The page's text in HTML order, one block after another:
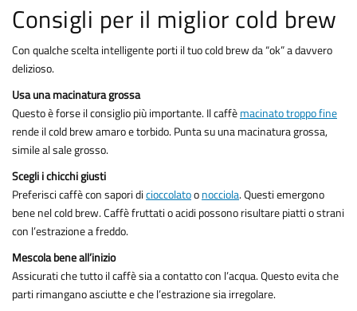
Consigli per il miglior cold brew
Con qualche scelta intelligente porti il tuo cold brew da “ok” a davvero
delizioso.
Usa una macinatura grossa
Questo è forse il consiglio più importante. Il caffèmacinato troppo fine
rende il cold brew amaro e torbido. Punta su una macinatura grossa,
simile al sale grosso.
Scegli i chicchi giusti
Preferisci caffè con sapori dicioccolatoonocciola. Questi emergono
bene nel cold brew. Caffè fruttati o acidi possono risultare piatti o strani
con l’estrazione a freddo.
Mescola bene all’inizio
Assicurati che tutto il caffè sia a contatto con l’acqua. Questo evita che
parti rimangano asciutte e che l’estrazione sia irregolare.